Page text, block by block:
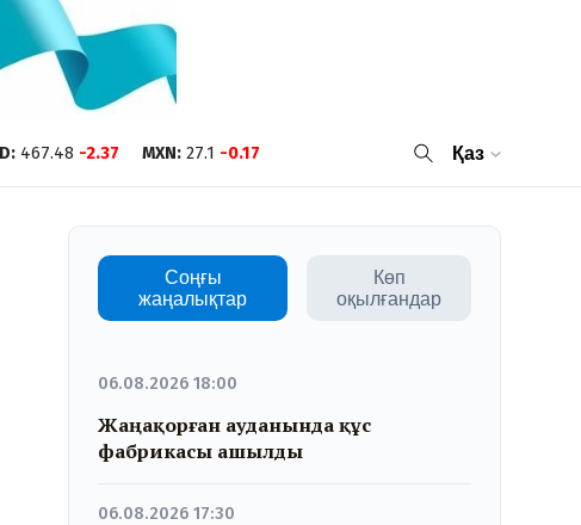
: 467.48 -2.37 MXN: 27.1 -0.17 Қаз
Соңғы
жаңалықтар
Көп
оқылғандар
06.08.2026 18:00
Жаңақорған ауданында құс
фабрикасы ашылды
06.08.2026 17:30